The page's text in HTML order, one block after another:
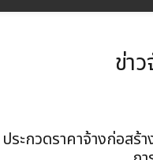
ข่า
ประกวดราคาจ้างก่อ